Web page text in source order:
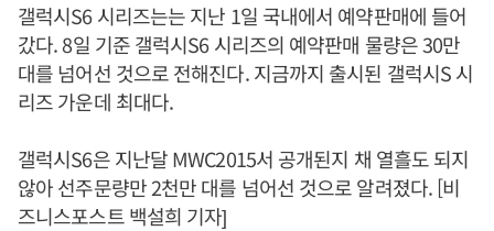
갤럭시S6 시리즈는는 지난 1일 국내에서 예약판매에 들어
갔다. 8일 기준 갤럭시S6 시리즈의 예약판매 물량은 30만
대를 넘어선 것으로 전해진다. 지금까지 출시된 갤럭시S 시
리즈 가운데 최대다.
갤럭시S6은 지난달 MWC2015서 공개된지 채 열흘도 되지
않아 선주문량만 2천만 대를 넘어선 것으로 알려졌다. [비
즈니스포스트 백설희 기자]